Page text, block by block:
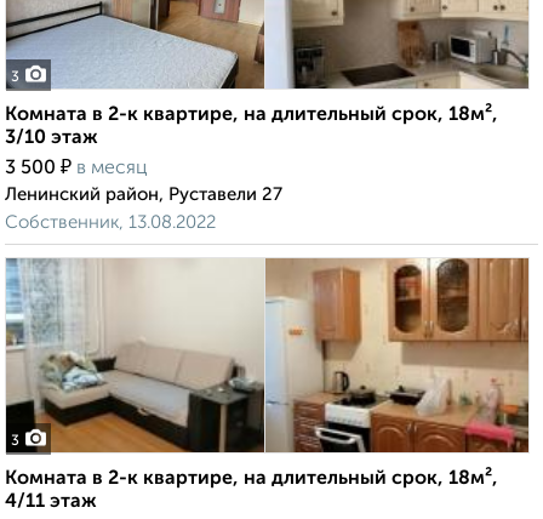
3
Комната в 2-к квартире, на длительный срок, 18м²,
3/10 этаж
3 500 ₽ в месяц
Ленинский район, Руставели 27
Собственник, 13.08.2022
3
Комната в 2-к квартире, на длительный срок, 18м²,
4/11 этаж